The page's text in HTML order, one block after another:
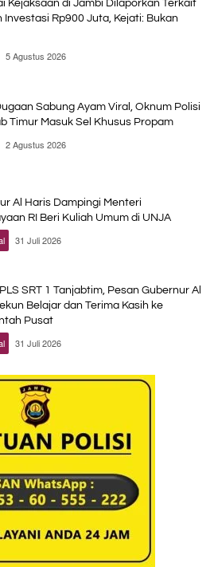
Kejaksaan di Jambi Dilaporkan Terkait
Investasi Rp900 Juta, Kejati: Bukan
5 Agustus 2026
Sabung Ayam Viral, Oknum Polisi
Timur Masuk Sel Khusus Propam
2 Agustus 2026
Al Haris Dampingi Menteri
RI Beri Kuliah Umum di UNJA
31 Juli 2026
SRT 1 Tanjabtim, Pesan Gubernur Al
Belajar dan Terima Kasih ke
Pusat
31 Juli 2026